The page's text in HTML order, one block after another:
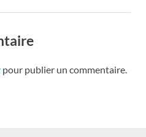
pour publier un commentaire.